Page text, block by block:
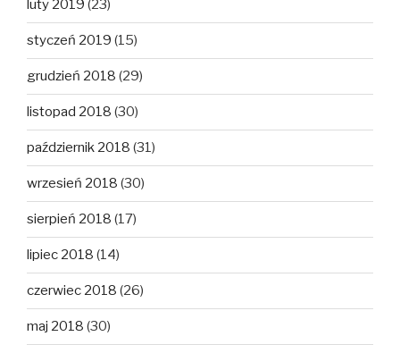
luty 2019 (23)
styczeń 2019 (15)
grudzień 2018 (29)
listopad 2018 (30)
październik 2018 (31)
wrzesień 2018 (30)
sierpień 2018 (17)
lipiec 2018 (14)
czerwiec 2018 (26)
maj 2018 (30)